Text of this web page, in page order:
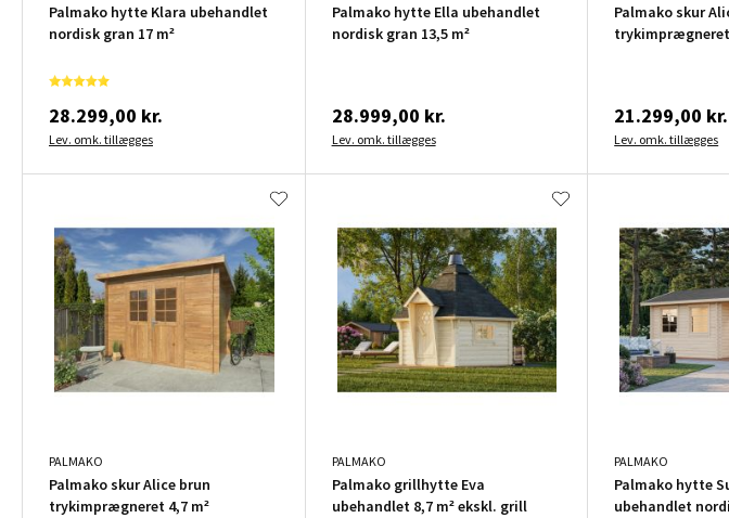
Palmako hytte Klara ubehandlet
nordisk gran 17 m²
28.299,00 kr.
Lev. omk. tillægges
Palmako hytte Ella ubehandlet
nordisk gran 13,5 m²
28.999,00 kr.
Lev. omk. tillægges
Palmako skur
trykimprægneret
21.299,00 kr.
Lev. omk. tillægges
PALMAKO
Palmako skur Alice brun
trykimprægneret 4,7 m²
PALMAKO
Palmako grillhytte Eva
ubehandlet 8,7 m² ekskl. grill
PALMAKO
Palmako hytte
ubehandlet